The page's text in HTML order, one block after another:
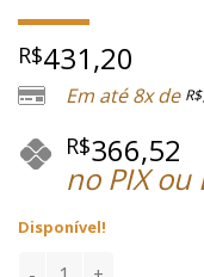
R$431,20
Em até 8x de R$
R$366,52
no PIX ou
Disponível!
MAGAZINE AIRSOFT